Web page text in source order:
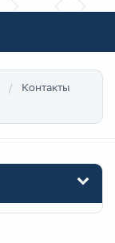
Контакты